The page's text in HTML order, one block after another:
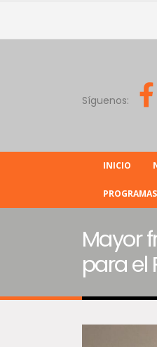
Síguenos:
INICIO
PROGRAMAS
Mayor
para el